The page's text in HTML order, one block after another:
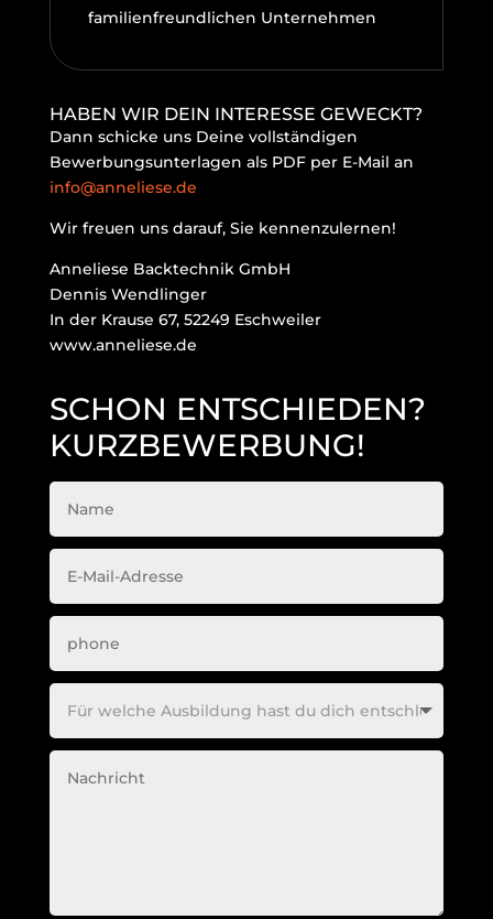
familienfreundlichen Unternehmen
HABEN WIR DEIN INTERESSE GEWECKT?
Dann schicke uns Deine vollständigen
Bewerbungsunterlagen als PDF per E-Mail an
info@anneliese.de
Wir freuen uns darauf, Sie kennenzulernen!
Anneliese Backtechnik GmbH
Dennis Wendlinger
In der Krause 67, 52249 Eschweiler
www.anneliese.de
SCHON ENTSCHIEDEN?
KURZBEWERBUNG!